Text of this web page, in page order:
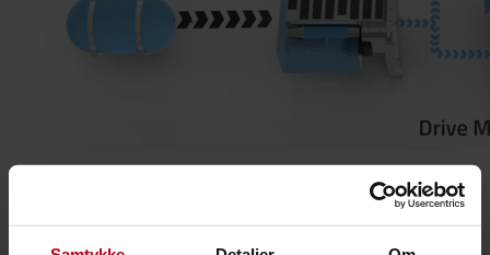
Er trucker med hydrogenbrenselceller for deg? Ta vår quiz
Tilbake til siden om brenselceller